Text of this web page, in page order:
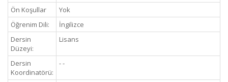
Ön Koşullar
Yok
Öğrenim Dili:
İngilizce
Dersin
Düzeyi:
Lisans
Dersin
Koordinatörü:
- -